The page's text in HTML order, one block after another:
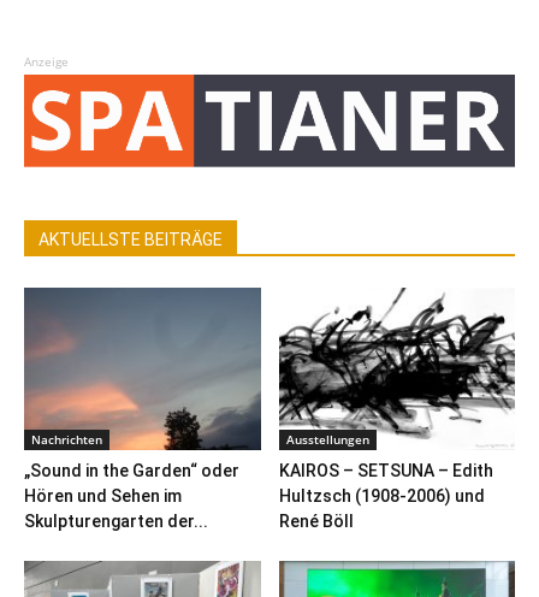
Anzeige
AKTUELLSTE BEITRÄGE
Nachrichten
„Sound in the Garden“ oder
Hören und Sehen im
Skulpturengarten der...
Ausstellungen
KAIROS – SETSUNA – Edith
Hultzsch (1908-2006) und
René Böll